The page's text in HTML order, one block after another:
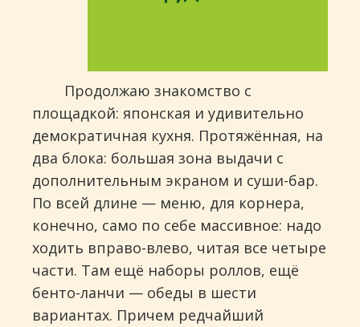
Продолжаю знакомство с
площадкой: японская и удивительно
демократичная кухня. Протяжённая, на
два блока: большая зона выдачи с
дополнительным экраном и суши-бар.
По всей длине — меню, для корнера,
конечно, само по себе массивное: надо
ходить вправо-влево, читая все четыре
части. Там ещё наборы роллов, ещё
бенто-ланчи — обеды в шести
вариантах. Причем редчайший